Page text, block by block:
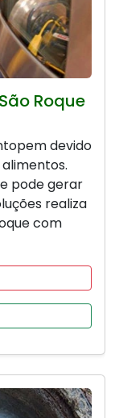
Roque
devido
pode gerar
realiza
com